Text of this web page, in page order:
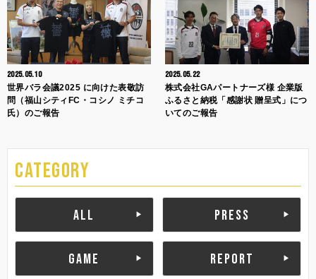
2025.05.10
世界バラ会議2025 に向けた表敬訪
問（福山シティFC・コシノ ミチコ
氏）のご報告
2025.05.22
株式会社GAパートナーズ様 企業版
ふるさと納税「感謝状 贈呈式」につ
いてのご報告
CATEGORY
ALL PRESS
GAME REPORT